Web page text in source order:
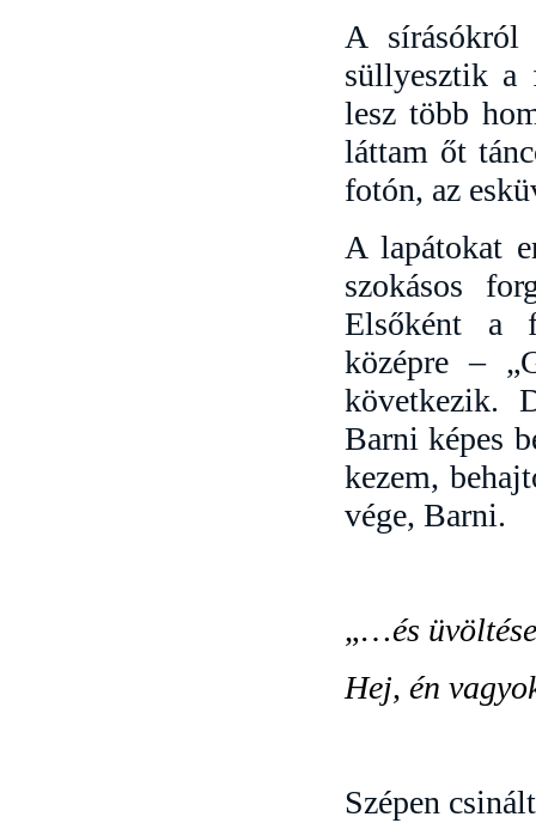
A sírásókról
süllyesztik a
lesz több
láttam őt
fotón, az
A lapátokat
szokásos
Elsőként a
középre –
következik.
Barni képes
kezem,
vége, Barni.
„…és
Hej, én
Szépen